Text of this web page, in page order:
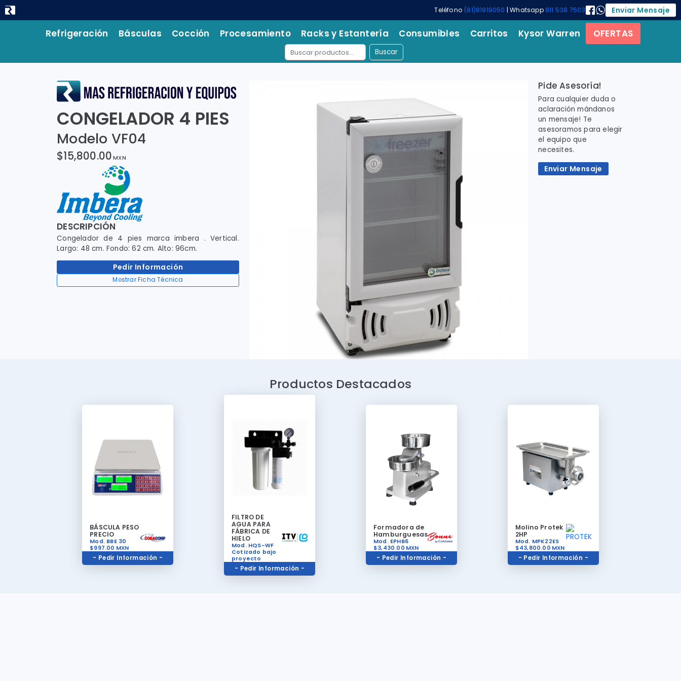
Teléfono (81)81919050 | Whatsapp 811 538 7503 Enviar Mensaje
Refrigeración Básculas Cocción Procesamiento Racks y Estantería Consumibles Carritos Kysor Warren OFERTAS
Buscar
CONGELADOR 4 PIES
Modelo VF04
$15,800.00 MXN
DESCRIPCIÓN
Congelador de 4 pies marca imbera . Vertical.
Largo: 48 cm. Fondo: 62 cm. Alto: 96cm.
Pedir Información
Mostrar Ficha Técnica
Pide Asesoría!
Para cualquier duda o
aclaración mándanos
un mensaje! Te
asesoramos para elegir
el equipo que
necesites.
Enviar Mensaje
Productos Destacados
BÁSCULA PESO
PRECIO
Mod. BBE 30
$997.00 MXN
- Pedir Información -
FILTRO DE
AGUA PARA
FÁBRICA DE
HIELO
Mod. HQS-WF
Cotizado bajo
proyecto
- Pedir Información -
Formadora de
Hamburguesas
Mod. EPHB6
$3,430.00 MXN
- Pedir Información -
Molino Protek
2HP
Mod. MPK22ES
$43,800.00 MXN
- Pedir Información -